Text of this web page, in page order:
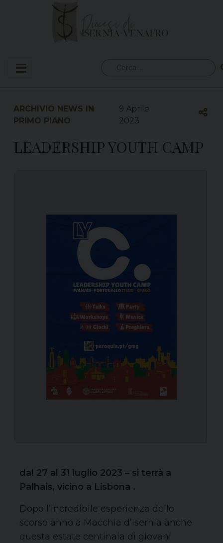
per:
ARCHIVIO NEWS IN
PRIMO PIANO
9 Aprile
2023
LEADERSHIP YOUTH CAMP
dal 27 al 31 luglio 2023 – si terrà a
Palhais, vicino a Lisbona .
Dopo l’incredibile esperienza dello
scorso anno a Macchia d’Isernia anche
questa estate centinaia di giovani